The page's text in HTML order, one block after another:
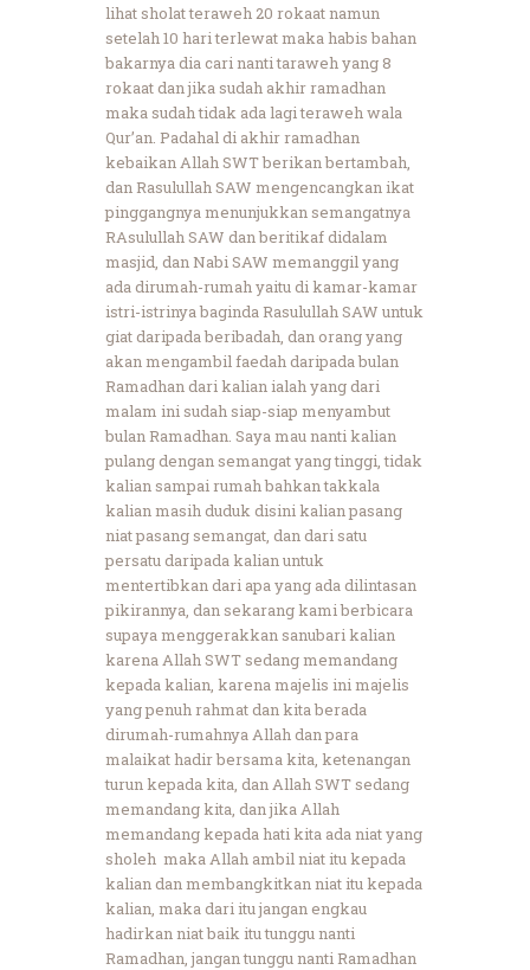
lihat sholat teraweh 20 rokaat namun
setelah 10 hari terlewat maka habis bahan
bakarnya dia cari nanti taraweh yang 8
rokaat dan jika sudah akhir ramadhan
maka sudah tidak ada lagi teraweh wala
Qur’an. Padahal di akhir ramadhan
kebaikan Allah SWT berikan bertambah,
dan Rasulullah SAW mengencangkan ikat
pinggangnya menunjukkan semangatnya
RAsulullah SAW dan beritikaf didalam
masjid, dan Nabi SAW memanggil yang
ada dirumah-rumah yaitu di kamar-kamar
istri-istrinya baginda Rasulullah SAW untuk
giat daripada beribadah, dan orang yang
akan mengambil faedah daripada bulan
Ramadhan dari kalian ialah yang dari
malam ini sudah siap-siap menyambut
bulan Ramadhan. Saya mau nanti kalian
pulang dengan semangat yang tinggi, tidak
kalian sampai rumah bahkan takkala
kalian masih duduk disini kalian pasang
niat pasang semangat, dan dari satu
persatu daripada kalian untuk
mentertibkan dari apa yang ada dilintasan
pikirannya, dan sekarang kami berbicara
supaya menggerakkan sanubari kalian
karena Allah SWT sedang memandang
kepada kalian, karena majelis ini majelis
yang penuh rahmat dan kita berada
dirumah-rumahnya Allah dan para
malaikat hadir bersama kita, ketenangan
turun kepada kita, dan Allah SWT sedang
memandang kita, dan jika Allah
memandang kepada hati kita ada niat yang
sholeh maka Allah ambil niat itu kepada
kalian dan membangkitkan niat itu kepada
kalian, maka dari itu jangan engkau
hadirkan niat baik itu tunggu nanti
Ramadhan, jangan tunggu nanti Ramadhan